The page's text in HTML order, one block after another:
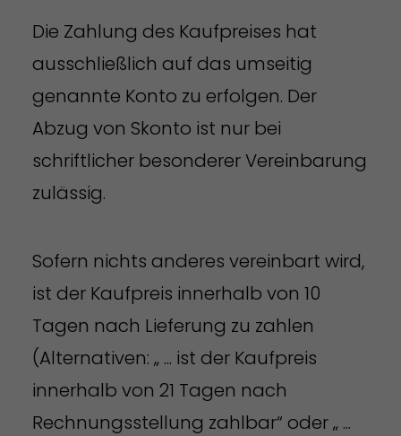
Die Zahlung des Kaufpreises hat
ausschließlich auf das umseitig
genannte Konto zu erfolgen. Der
Abzug von Skonto ist nur bei
schriftlicher besonderer Vereinbarung
zulässig.
Sofern nichts anderes vereinbart wird,
ist der Kaufpreis innerhalb von 10
Tagen nach Lieferung zu zahlen
(Alternativen: „ ... ist der Kaufpreis
innerhalb von 21 Tagen nach
Rechnungsstellung zahlbar“ oder „ ...